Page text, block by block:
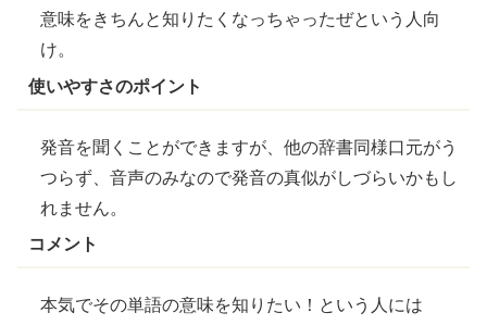
意味をきちんと知りたくなっちゃったぜという人向
け。
使いやすさのポイント
発音を聞くことができますが、他の辞書同様口元がう
つらず、音声のみなので発音の真似がしづらいかもし
れません。
コメント
本気でその単語の意味を知りたい！という人には